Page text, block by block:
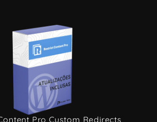
Pro Custom Redirects